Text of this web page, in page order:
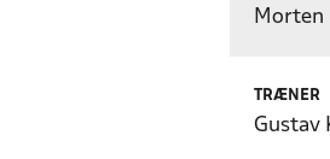
Morten
TRÆNER
Gustav